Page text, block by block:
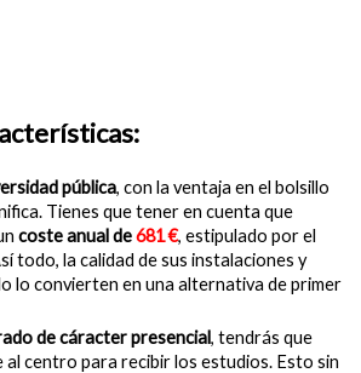
pública, con la ventaja en el bolsillo
Tienes que tener en cuenta que
coste anual de681 €, estipulado por el
todo, la calidad de sus instalaciones y
lo convierten en una alternativa de primer
de cáracter presencial, tendrás que
al centro para recibir los estudios. Esto sin